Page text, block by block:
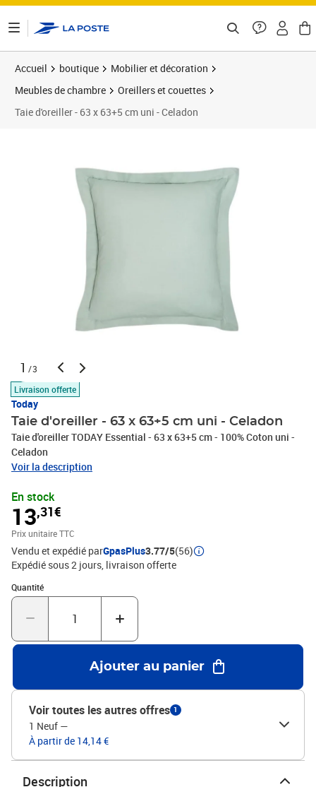
Accueil boutique
Mobilier et décoration
Meubles de chambre
Oreillers et couettes
Taie d'oreiller - 63 x 63+5 cm uni - Celadon
1 /3
Livraison offerte
Today
Taie d'oreiller - 63 x 63+5 cm uni - Celadon
Taie d'oreiller TODAY Essential - 63 x 63+5 cm - 100% Coton uni -
Celadon
Voir la description
En stock
13,31€
Prix unitaire TTC
Vendu et expédié parGpasPlus3.77/5(56)
Expédié sous 2 jours livraison offerte
Quantité
Quantité : 1
Ajouter au panier
Voir toutes les autres offres 1
1 Neuf —
À partir de 14,14 €
Description